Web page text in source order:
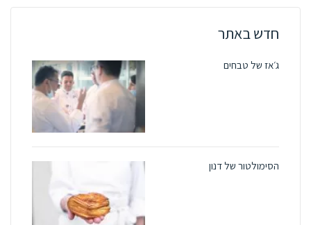
חדש באתר
ג׳אז של טבחים
הסימולטור של דנון